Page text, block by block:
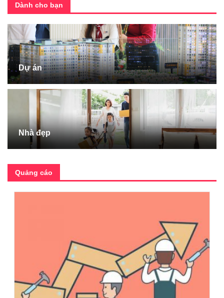
Dành cho bạn
Dự án
Nhà đẹp
Quảng cáo